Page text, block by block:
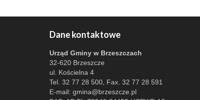
Dane kontaktowe
Urząd Gminy w Brzeszczach
32-620 Brzeszcze
ul. Kościelna 4
Tel. 32 77 28 500, Fax. 32 77 28 591
E-mail: gmina@brzeszcze.pl